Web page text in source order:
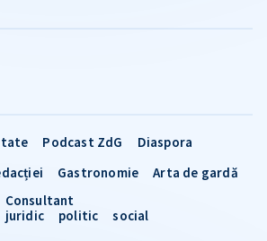
Podcast ZdG
Diaspora
Gastronomie
Arta de gardă
Consultant
juridic
politic social